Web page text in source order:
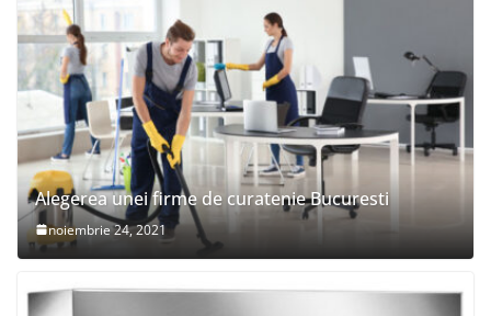
Alegerea unei firme de curatenie Bucuresti
noiembrie 24, 2021